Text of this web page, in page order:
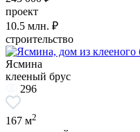
проект
10.5 млн. ₽
строительство
Ясмина
клееный брус
296
167 м2